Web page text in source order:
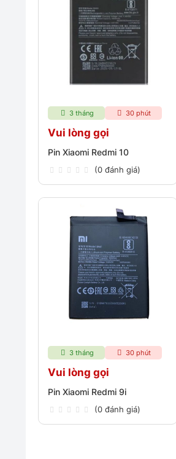
3 tháng 30 phút
Vui lòng gọi
Pin Xiaomi Redmi 10
(0 đánh giá)
3 tháng 30 phút
Vui lòng gọi
Pin Xiaomi Redmi 9i
(0 đánh giá)